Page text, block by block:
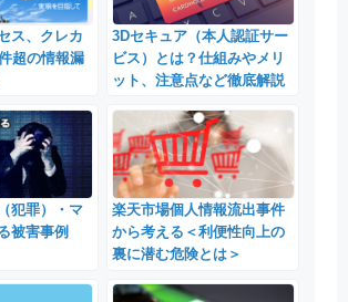
ス、クレカ
超の情報漏
3Dセキュア（本人認証サー
ビス）とは？仕組みやメリ
ット、注意点など徹底解説
犯罪）・マ
被害事例
楽天市場個人情報流出事件
から考える＜利便性向上の
裏に潜む危険とは＞